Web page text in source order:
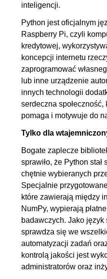
inteligencji.
Python jest oficjalnym
Raspberry Pi, czyli
kredytowej,
koncepcji internetu
zaprogramować
lub inne urządzenie
innych technologii
serdeczna
pomaga i motywuje do
Tylko dla
Bogate zaplecze
sprawiło, że Python
chętnie wybieranych
Specjalnie
które zawierają między
NumPy, wypierają
badawczych. Jako język
sprawdza się we
automatyzacji zadań
kontrolą jakości jest
administratorów oraz